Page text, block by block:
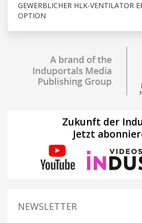
GEWERBLICHER HLK-VENTILATOR
OPTION
Zukunft der
Jetzt
NEWSLETTER